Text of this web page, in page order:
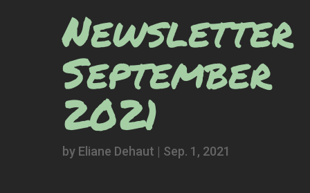
Newsletter
September
2021
by Eliane Dehaut | Sep. 1, 2021